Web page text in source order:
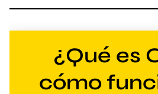
¿Qué es
cómo